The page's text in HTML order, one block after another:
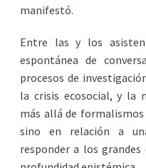
manifestó.
Entre las y los
espontánea de
procesos de
la crisis ecosocial, y la
más allá de
sino en relación a
responder a los grandes